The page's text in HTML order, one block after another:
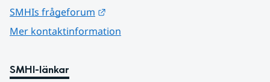
SMHIs frågeforum
Mer kontaktinformation
SMHI-länkar